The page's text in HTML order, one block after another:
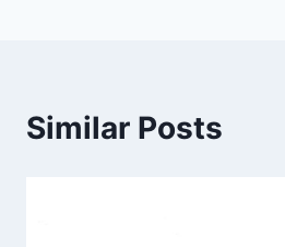
Similar Posts